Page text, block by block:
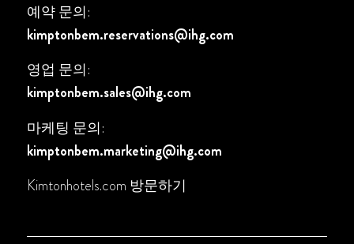
예약 문의:
kimptonbem.reservations@ihg.com
영업 문의:
kimptonbem.sales@ihg.com
마케팅 문의:
kimptonbem.marketing@ihg.com
Kimtonhotels.com 방문하기